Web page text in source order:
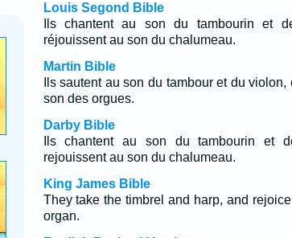
Louis Segond Bible
Ils chantent au son du tambourin et
réjouissent au son du chalumeau.
Martin Bible
Ils sautent au son du tambour et du
son des orgues.
Darby Bible
Ils chantent au son du tambourin et
rejouissent au son du chalumeau.
King James Bible
They take the timbrel and harp, and
organ.